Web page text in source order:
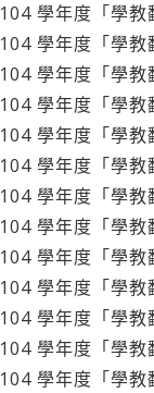
104 學年度「學
104 學年度「學
104 學年度「學
104 學年度「學
104 學年度「學
104 學年度「學
104 學年度「學
104 學年度「學
104 學年度「學
104 學年度「學
104 學年度「學
104 學年度「學
104 學年度「學